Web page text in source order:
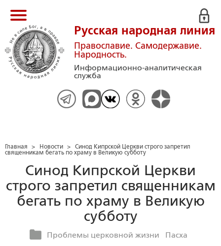
Русская народная линия
Православие. Самодержавие.
Народность.
Информационно-аналитическая
служба
Главная > Новости > Синод Кипрской Церкви строго запретил
священникам бегать по храму в Великую субботу
Синод Кипрской Церкви
строго запретил священникам
бегать по храму в Великую
субботу
Проблемы церковной жизни
Пасха